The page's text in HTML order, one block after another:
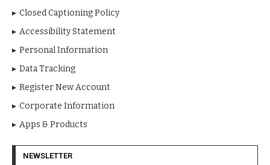
Closed Captioning Policy
Accessibility Statement
Personal Information
Data Tracking
Register New Account
Corporate Information
Apps & Products
NEWSLETTER